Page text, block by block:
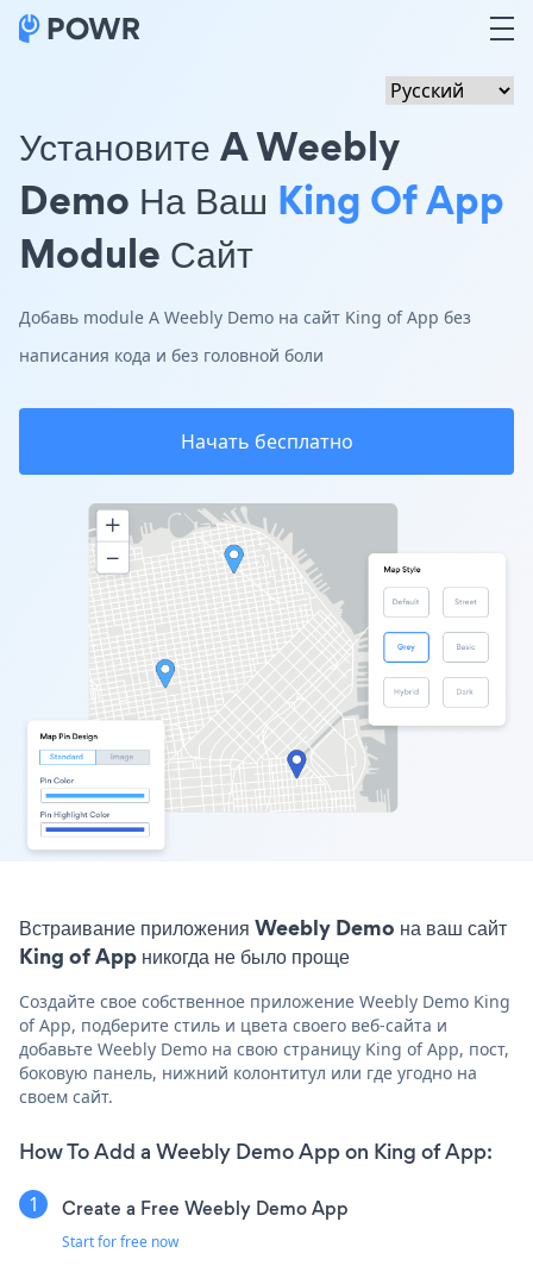
Установите A Weebly
Demo На Ваш King Of App
Module Сайт
Добавь module A Weebly Demo на сайт King of App без
написания кода и без головной боли
Начать бесплатно
Встраивание приложения Weebly Demo на ваш сайт
King of App никогда не было проще
Создайте свое собственное приложение Weebly Demo King
of App, подберите стиль и цвета своего веб-сайта и
добавьте Weebly Demo на свою страницу King of App, пост,
боковую панель, нижний колонтитул или где угодно на
своем сайт.
How To Add a Weebly Demo App on King of App:
Create a Free Weebly Demo App
Start for free now